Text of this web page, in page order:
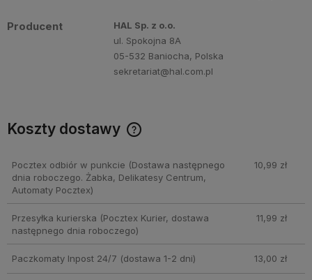
Producent
HAL Sp. z o.o.
ul. Spokojna 8A
05-532 Baniocha, Polska
sekretariat@hal.com.pl
Koszty dostawy
Pocztex odbiór w punkcie (Dostawa następnego
dnia roboczego. Żabka, Delikatesy Centrum,
Automaty Pocztex)
10,99 zł
Przesyłka kurierska (Pocztex Kurier, dostawa
następnego dnia roboczego)
11,99 zł
Paczkomaty Inpost 24/7 (dostawa 1-2 dni) 13,00 zł